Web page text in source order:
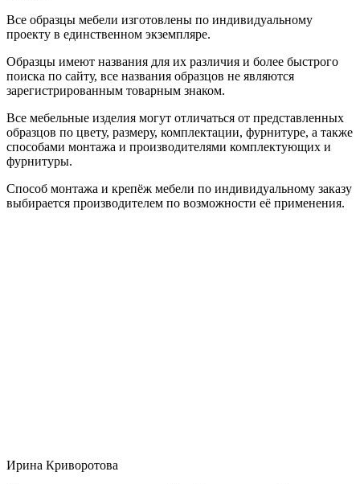
Все образцы мебели изготовлены по индивидуальному
проекту в единственном экземпляре.
Образцы имеют названия для их различия и более быстрого
поиска по сайту, все названия образцов не являются
зарегистрированным товарным знаком.
Все мебельные изделия могут отличаться от представленных
образцов по цвету, размеру, комплектации, фурнитуре, а также
способами монтажа и производителями комплектующих и
фурнитуры.
Способ монтажа и крепёж мебели по индивидуальному заказу
выбирается производителем по возможности её применения.
Ирина Криворотова